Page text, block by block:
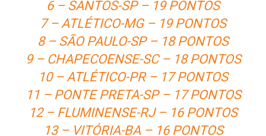
6 – SANTOS-SP – 19 PONTOS
7 – ATLÉTICO-MG – 19 PONTOS
8 – SÃO PAULO-SP – 18 PONTOS
9 – CHAPECOENSE-SC – 18 PONTOS
10 – ATLÉTICO-PR – 17 PONTOS
11 – PONTE PRETA-SP – 17 PONTOS
12 – FLUMINENSE-RJ – 16 PONTOS
13 – VITÓRIA-BA – 16 PONTOS